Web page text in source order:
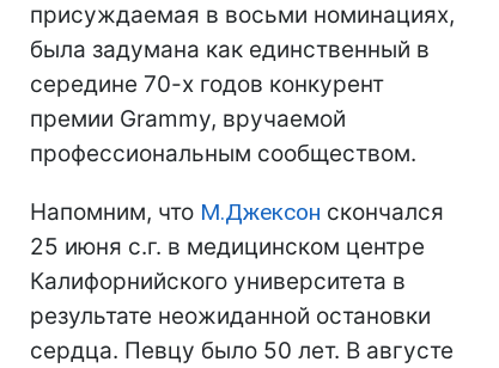
присуждаемая в восьми номинациях,
была задумана как единственный в
середине 70-х годов конкурент
премии Grammy, вручаемой
профессиональным сообществом.
Напомним, что М.Джексон скончался
25 июня с.г. в медицинском центре
Калифорнийского университета в
результате неожиданной остановки
сердца. Певцу было 50 лет. В августе